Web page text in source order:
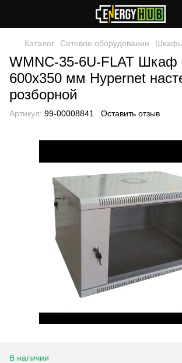
Каталог Сетевое оборудование
WMNC-35-6U-FLAT Шкаф
600x350 мм Hypernet
розборной
Артикул: 99-00008841 Оставить отзыв
В наличии